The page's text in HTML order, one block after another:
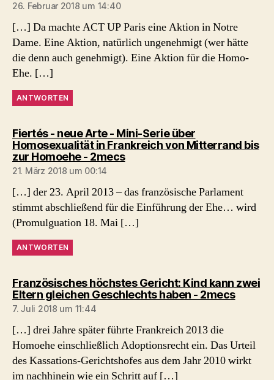
26. Februar 2018 um 14:40
[…] Da machte ACT UP Paris eine Aktion in Notre
Dame. Eine Aktion, natürlich ungenehmigt (wer hätte
die denn auch genehmigt). Eine Aktion für die Homo-
Ehe. […]
ANTWORTEN
Fiertés - neue Arte - Mini-Serie über
Homosexualität in Frankreich von Mitterrand bis
zur Homoehe - 2mecssagt:
21. März 2018 um 00:14
[…] der 23. April 2013 – das französische Parlament
stimmt abschließend für die Einführung der Ehe… wird
(Promulguation 18. Mai […]
ANTWORTEN
Französisches höchstes Gericht: Kind kann zwei
Eltern gleichen Geschlechts haben - 2mecssagt:
7. Juli 2018 um 11:44
[…] drei Jahre später führte Frankreich 2013 die
Homoehe einschließlich Adoptionsrecht ein. Das Urteil
des Kassations-Gerichtshofes aus dem Jahr 2010 wirkt
im nachhinein wie ein Schritt auf […]